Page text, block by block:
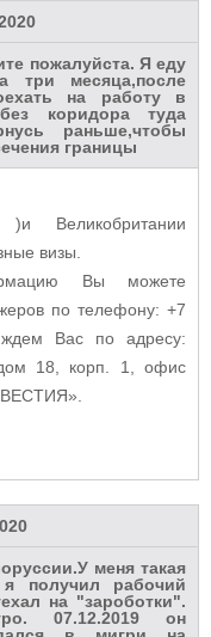
пожалуйста. Я еду
три месяца,после
на работу в
коридора туда
раньше,чтобы
границы
Великобритании
визы.
Вы можете
по телефону: +7
Вас по адресу:
18, корп. 1, офис
меня такая
я получил рабочий
на "зароботки".
07.12.2019 он